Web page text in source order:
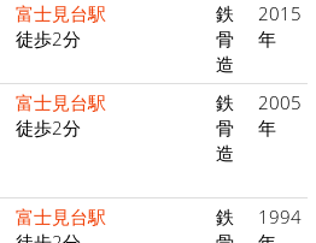
富士見台駅
徒歩2分
鉄
骨
造
2015
年
富士見台駅
徒歩2分
鉄
骨
造
2005
年
富士見台駅
鉄
1994